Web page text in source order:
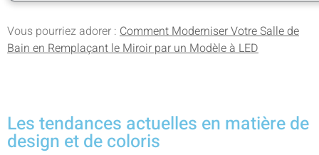
Vous pourriez adorer : Comment Moderniser Votre Salle de
Bain en Remplaçant le Miroir par un Modèle à LED
Les tendances actuelles en matière de
design et de coloris